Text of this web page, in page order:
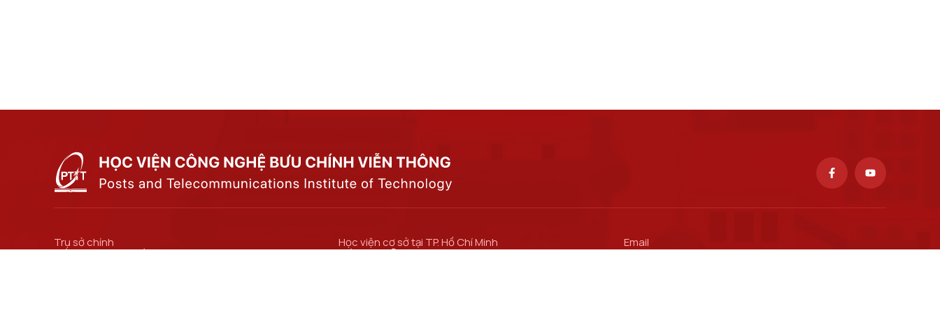
Trụ sở chính
Số 122 Hoàng Quốc Việt, phường Nghĩa Đô, thành
Học viện cơ sở tại TP. Hồ Chí Minh
Số 11 Nguyễn Đình Chiểu, phường Sài Gòn, Thành
Email
ctsv@ptit.edu.vn